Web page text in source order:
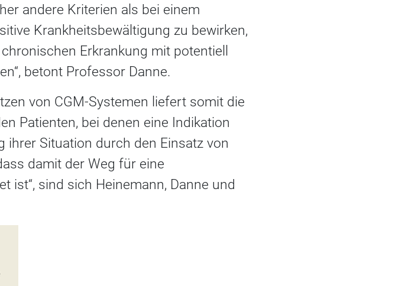
andere Kriterien als bei einem
Krankheitsbewältigung zu bewirken,
Erkrankung mit potentiell
betont Professor Danne.
von CGM-Systemen liefert somit die
Patienten, bei denen eine Indikation
ihrer Situation durch den Einsatz von
damit der Weg für eine
ist“, sind sich Heinemann, Danne und